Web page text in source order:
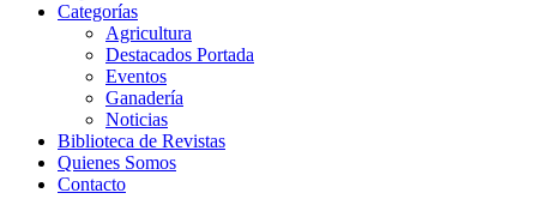
Categorías
Agricultura
Destacados Portada
Eventos
Ganadería
Noticias
Biblioteca de Revistas
Quienes Somos
Contacto